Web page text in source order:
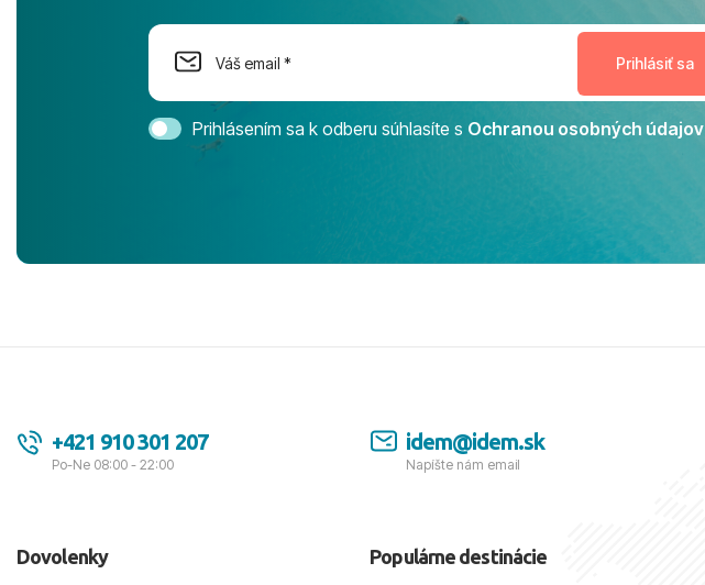
dostatok priestoru na dokonalý relax. ​
Magic Life Jacaranda môžeme s čistým
svedomím odporučiť každému, kto hľadá
bezstarostnú dovolenku na vysokej
úrovni. Všetko bolo zabezpečené na
tešíme, kam s nami vyrazíte nabudúce!
Ďakujeme za skvelé spomienky. ​S
pozdravom a prianím mnohých ďalších
Prihlásením sa k odberu súhlasíte s Ochranou osobných údajov
+421 910 301 207
Po-Ne 08:00 - 22:00
idem@idem.sk
Napíšte nám email
Dovolenky
Populárne destinácie